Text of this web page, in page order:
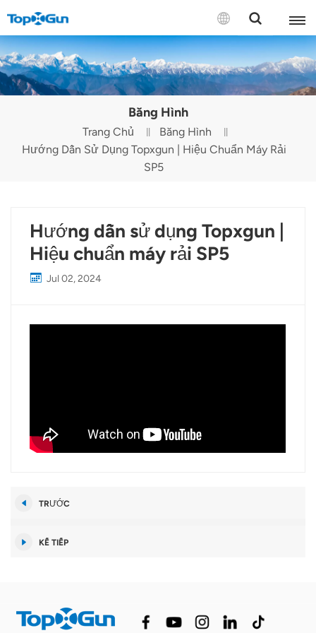
LIÊN HỆ VỚI CHÚNG TÔI
English
Español
Русский
Türkçe
Băng Hình
Trang Chủ
Băng Hình
Hướng Dẫn Sử Dụng Topxgun | Hiệu Chuẩn Máy Rải
SP5
Hướng dẫn sử dụng Topxgun |
Hiệu chuẩn máy rải SP5
Jul 02, 2024
TRƯỚC
KẾ TIẾP